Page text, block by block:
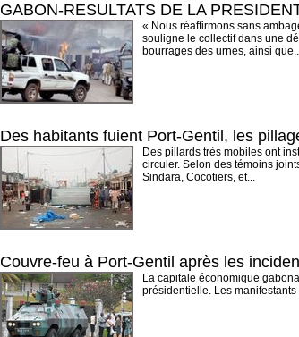
GABON-RESULTATS DE LA
« Nous réaffirmons sans
souligne le collectif dans une
bourrages des urnes, ainsi
Des habitants fuient Port-Gentil, les
Des pillards très mobiles ont
circuler. Selon des témoins
Sindara, Cocotiers, et...
Couvre-feu à Port-Gentil après les
La capitale économique
présidentielle. Les